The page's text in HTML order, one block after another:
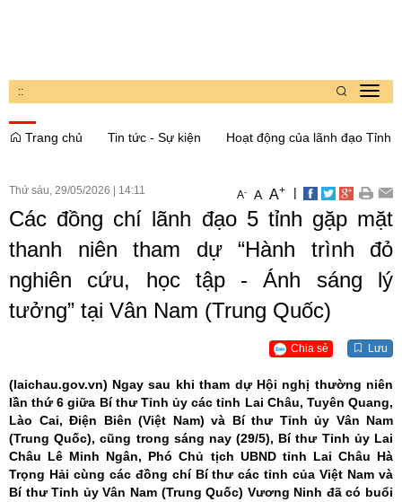
::
Trang chủ
Tin tức - Sự kiện Hoạt động của lãnh đạo Tỉnh
Thứ sáu, 29/05/2026 14:11 A- A A+ |
Các đồng chí lãnh đạo 5 tỉnh gặp mặt
thanh niên tham dự “Hành trình đỏ
nghiên cứu, học tập - Ánh sáng lý
tưởng” tại Vân Nam (Trung Quốc)
Chia sẻ Lưu
(laichau.gov.vn) Ngay sau khi tham dự Hội nghị thường niên
lần thứ 6 giữa Bí thư Tỉnh ủy các tỉnh Lai Châu, Tuyên Quang,
Lào Cai, Điện Biên (Việt Nam) và Bí thư Tỉnh ủy Vân Nam
(Trung Quốc), cũng trong sáng nay (29/5), Bí thư Tỉnh ủy Lai
Châu Lê Minh Ngân, Phó Chủ tịch UBND tỉnh Lai Châu Hà
Trọng Hải cùng các đồng chí Bí thư các tỉnh của Việt Nam và
Bí thư Tỉnh ủy Vân Nam (Trung Quốc) Vương Ninh đã có buổi